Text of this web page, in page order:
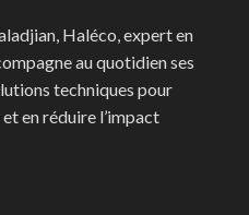
Haléco, expert en
au quotidien ses
techniques pour
en réduire l’impact